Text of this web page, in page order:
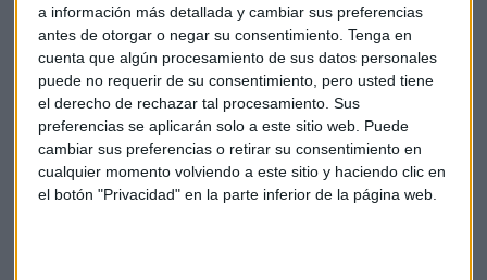
a información más detallada y cambiar sus preferencias
antes de otorgar o negar su consentimiento. Tenga en
cuenta que algún procesamiento de sus datos personales
puede no requerir de su consentimiento, pero usted tiene
el derecho de rechazar tal procesamiento. Sus
preferencias se aplicarán solo a este sitio web. Puede
cambiar sus preferencias o retirar su consentimiento en
cualquier momento volviendo a este sitio y haciendo clic en
el botón "Privacidad" en la parte inferior de la página web.